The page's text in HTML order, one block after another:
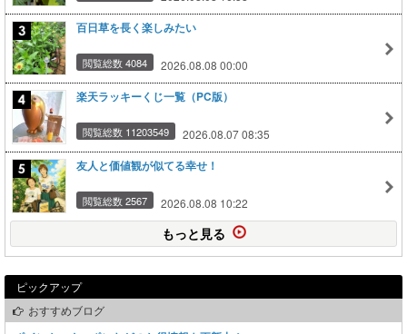
百日草を長く楽しみたい
閲覧総数 4084 2026.08.08 00:00
楽天ラッキーくじ一覧（PC版）
閲覧総数 11203549 2026.08.07 08:35
友人と価値観が似てる幸せ！
閲覧総数 2567 2026.08.08 10:22
もっと見る
ピックアップ
おすすめブログ